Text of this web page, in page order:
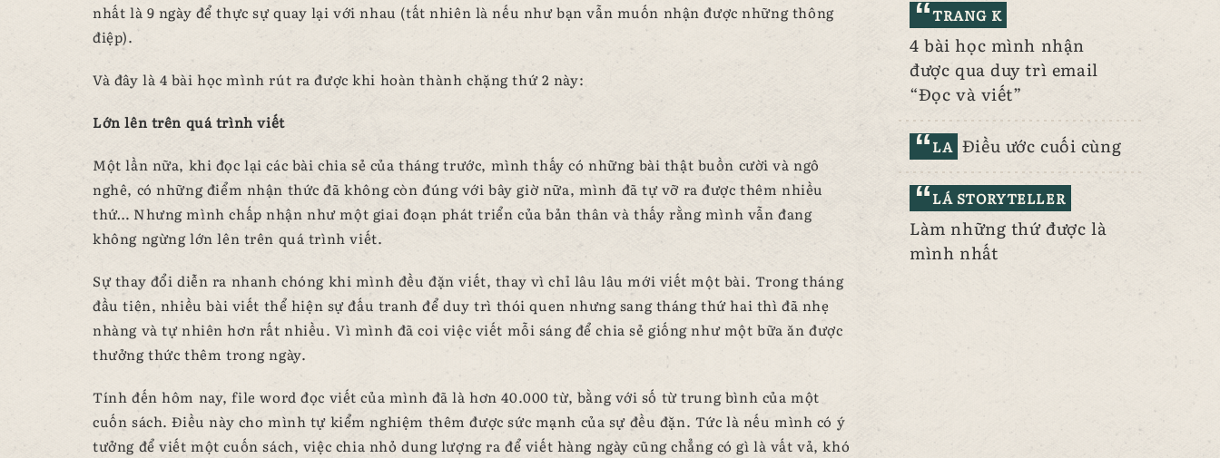
TRANG K
4 bài học mình nhận
được qua duy trì email
“Đọc và viết”
LA Điều ước cuối cùng
LÁ STORYTELLER
Làm những thứ được là
mình nhất
nhất là 9 ngày để thực sự quay lại với nhau (tất nhiên là nếu như bạn vẫn muốn nhận được những thông
điệp).
Và đây là 4 bài học mình rút ra được khi hoàn thành chặng thứ 2 này:
Lớn lên trên quá trình viết
Một lần nữa, khi đọc lại các bài chia sẻ của tháng trước, mình thấy có những bài thật buồn cười và ngô
nghê, có những điểm nhận thức đã không còn đúng với bây giờ nữa, mình đã tự vỡ ra được thêm nhiều
thứ… Nhưng mình chấp nhận như một giai đoạn phát triển của bản thân và thấy rằng mình vẫn đang
không ngừng lớn lên trên quá trình viết.
Sự thay đổi diễn ra nhanh chóng khi mình đều đặn viết, thay vì chỉ lâu lâu mới viết một bài. Trong tháng
đầu tiên, nhiều bài viết thể hiện sự đấu tranh để duy trì thói quen nhưng sang tháng thứ hai thì đã nhẹ
nhàng và tự nhiên hơn rất nhiều. Vì mình đã coi việc viết mỗi sáng để chia sẻ giống như một bữa ăn được
thưởng thức thêm trong ngày.
Tính đến hôm nay, file word đọc viết của mình đã là hơn 40.000 từ, bằng với số từ trung bình của một
cuốn sách. Điều này cho mình tự kiểm nghiệm thêm được sức mạnh của sự đều đặn. Tức là nếu mình có ý
tưởng để viết một cuốn sách, việc chia nhỏ dung lượng ra để viết hàng ngày cũng chẳng có gì là vất vả, khó